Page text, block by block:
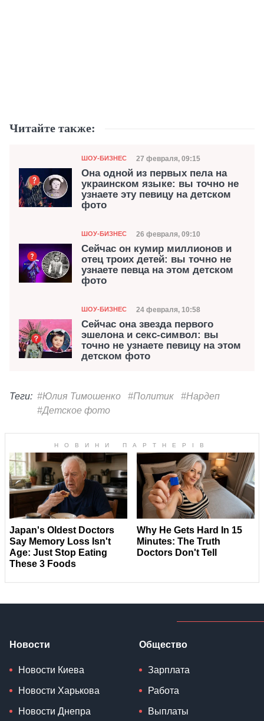
Читайте также:
Категория
ШОУ-БИЗНЕС Дата публикации
27 февраля, 09:15
Она одной из первых пела на
украинском языке: вы точно не
узнаете эту певицу на детском
фото
Категория
ШОУ-БИЗНЕС Дата публикации
26 февраля, 09:10
Сейчас он кумир миллионов и
отец троих детей: вы точно не
узнаете певца на этом детском
фото
Категория
ШОУ-БИЗНЕС Дата публикации
24 февраля, 10:58
Сейчас она звезда первого
эшелона и секс-символ: вы
точно не узнаете певицу на этом
детском фото
Теги: #Юлия Тимошенко #Политик
#Нардеп
#Детское фото
Новости
Новости Киева
Новости Харькова
Новости Днепра
Общество
Зарплата
Работа
Выплаты